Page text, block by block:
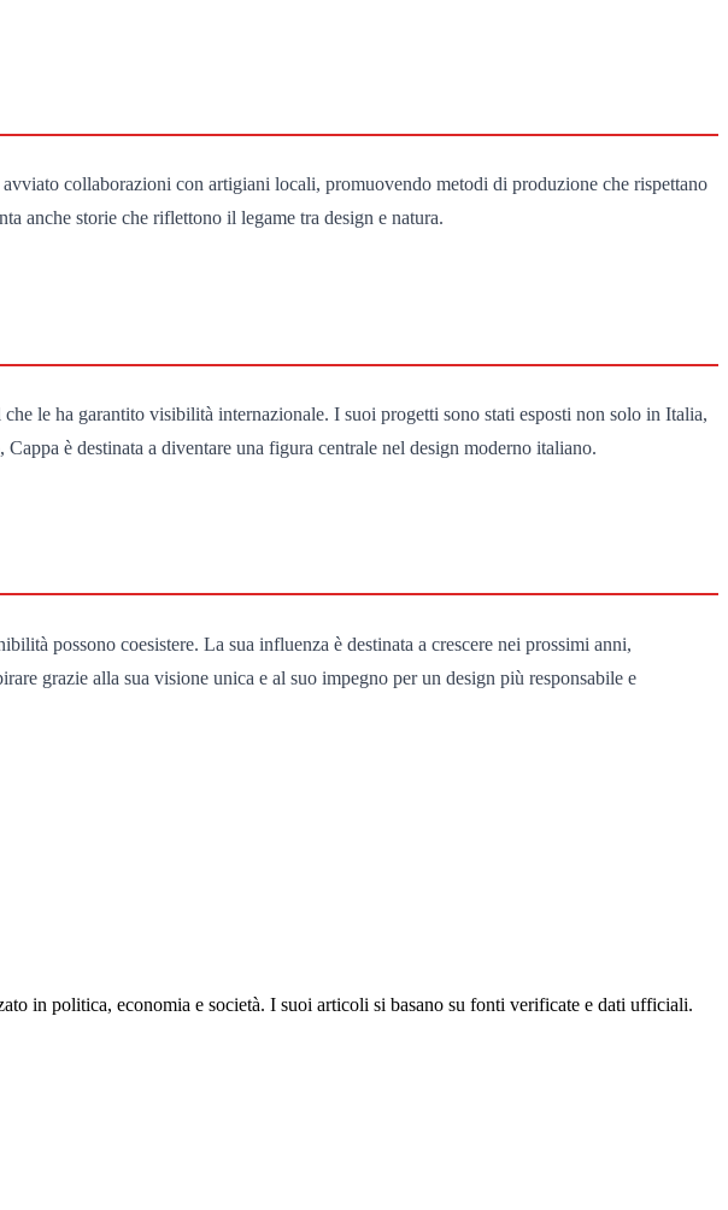
collaborazioni con artigiani locali, promuovendo metodi di produzione che rispettano
anche storie che riflettono il legame tra design e natura.
le ha garantito visibilità internazionale. I suoi progetti sono stati esposti non solo in Italia,
è destinata a diventare una figura centrale nel design moderno italiano.
possono coesistere. La sua influenza è destinata a crescere nei prossimi anni,
grazie alla sua visione unica e al suo impegno per un design più responsabile e
in politica, economia e società. I suoi articoli si basano su fonti verificate e dati ufficiali.